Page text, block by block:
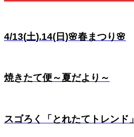
4/13(土).14(日)🌸春まつり🌸
焼きたて便～夏だより～
スゴろく「とれたてトレンド」